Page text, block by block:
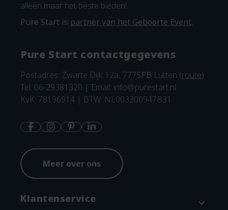
alleen maar het beste bieden!
Pure Start is partner van het Geboorte Event.
Pure Start contactgegevens
Postadres: Zwarte Dijk 12a, 7775PB Lutten (route)
Tel: 06-29381320 | Email: info@purestart.nl
KvK: 78196914 | BTW: NL003300947B31
Meer over ons
Klantenservice expand_more